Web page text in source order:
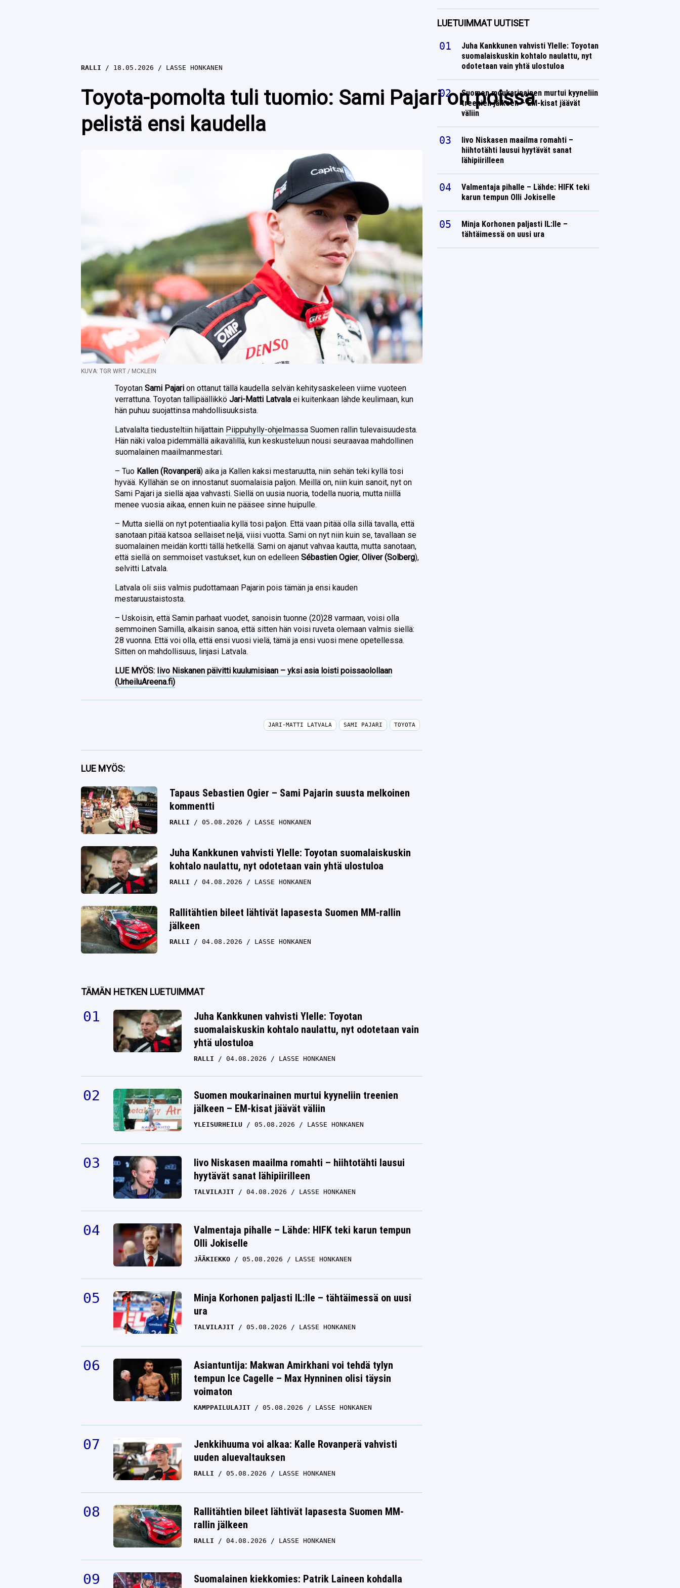
RALLI 18.05.2026 LASSE HONKANEN
Toyota-pomolta tuli tuomio: Sami Pajari on poissa
pelistä ensi kaudella
KUVA: TGR WRT / MCKLEIN
ToyotanSami Pajari on ottanut tällä kaudella selvän kehitysaskeleen viime vuoteen
verrattuna. Toyotan tallipäällikköJari-Matti Latvala ei kuitenkaan lähde keulimaan, kun
hän puhuu suojattinsa mahdollisuuksista.
Latvalalta tiedusteltiin hiljattain Piippuhylly-ohjelmassa Suomen rallin tulevaisuudesta.
Hän näki valoa pidemmällä aikavälillä, kun keskusteluun nousi seuraavaa mahdollinen
suomalainen maailmanmestari.
– Tuo Kallen (Rovanperä) aika ja Kallen kaksi mestaruutta, niin sehän teki kyllä tosi
hyvää. Kyllähän se on innostanut suomalaisia paljon. Meillä on, niin kuin sanoit, nyt on
Sami Pajari ja siellä ajaa vahvasti. Siellä on uusia nuoria, todella nuoria, mutta niillä
menee vuosia aikaa, ennen kuin ne pääsee sinne huipulle.
– Mutta siellä on nyt potentiaalia kyllä tosi paljon. Että vaan pitää olla sillä tavalla, että
sanotaan pitää katsoa sellaiset neljä, viisi vuotta. Sami on nyt niin kuin se, tavallaan se
suomalainen meidän kortti tällä hetkellä. Sami on ajanut vahvaa kautta, mutta sanotaan,
että siellä on semmoiset vastukset, kun on edelleenSébastien Ogier,Oliver (Solberg),
selvitti Latvala.
Latvala oli siis valmis pudottamaan Pajarin pois tämän ja ensi kauden
mestaruustaistosta.
– Uskoisin, että Samin parhaat vuodet, sanoisin tuonne (20)28 varmaan, voisi olla
semmoinen Samilla, alkaisin sanoa, että sitten hän voisi ruveta olemaan valmis siellä:
28 vuonna. Että voi olla, että ensi vuosi vielä, tämä ja ensi vuosi mene opetellessa.
Sitten on mahdollisuus, linjasi Latvala.
LUE MYÖS: Iivo Niskanen päivitti kuulumisiaan – yksi asia loisti poissaolollaan
(UrheiluAreena.fi)
Facebook
Twitter
Whatsapp
JARI-MATTI LATVALA SAMI PAJARI TOYOTA
LUE MYÖS:
Tapaus Sebastien Ogier – Sami Pajarin suusta melkoinen
kommentti
RALLI 05.08.2026 LASSE HONKANEN
Juha Kankkunen vahvisti Ylelle: Toyotan suomalaiskuskin
kohtalo naulattu, nyt odotetaan vain yhtä ulostuloa
RALLI 04.08.2026 LASSE HONKANEN
Rallitähtien bileet lähtivät lapasesta Suomen MM-rallin
jälkeen
RALLI 04.08.2026 LASSE HONKANEN
TÄMÄN HETKEN LUETUIMMAT
Juha Kankkunen vahvisti Ylelle: Toyotan
suomalaiskuskin kohtalo naulattu, nyt odotetaan vain
yhtä ulostuloa
RALLI 04.08.2026 LASSE HONKANEN
Suomen moukarinainen murtui kyyneliin treenien
jälkeen – EM-kisat jäävät väliin
YLEISURHEILU 05.08.2026 LASSE HONKANEN
Iivo Niskasen maailma romahti – hiihtotähti lausui
hyytävät sanat lähipiirilleen
TALVILAJIT 04.08.2026 LASSE HONKANEN
Valmentaja pihalle – Lähde: HIFK teki karun tempun
Olli Jokiselle
JÄÄKIEKKO 05.08.2026 LASSE HONKANEN
Minja Korhonen paljasti IL:lle – tähtäimessä on uusi
ura
TALVILAJIT 05.08.2026 LASSE HONKANEN
Asiantuntija: Makwan Amirkhani voi tehdä tylyn
tempun Ice Cagelle – Max Hynninen olisi täysin
voimaton
KAMPPAILULAJIT 05.08.2026 LASSE HONKANEN
Jenkkihuuma voi alkaa: Kalle Rovanperä vahvisti
uuden aluevaltauksen
RALLI 05.08.2026 LASSE HONKANEN
Rallitähtien bileet lähtivät lapasesta Suomen MM-
rallin jälkeen
RALLI 04.08.2026 LASSE HONKANEN
Suomalainen kiekkomies: Patrik Laineen kohdalla
LUETUIMMAT UUTISET
Juha Kankkunen vahvisti Ylelle: Toyotan
suomalaiskuskin kohtalo naulattu, nyt
odotetaan vain yhtä ulostuloa
Suomen moukarinainen murtui kyyneliin
treenien jälkeen – EM-kisat jäävät
väliin
Iivo Niskasen maailma romahti –
hiihtotähti lausui hyytävät sanat
lähipiirilleen
Valmentaja pihalle – Lähde: HIFK teki
karun tempun Olli Jokiselle
Minja Korhonen paljasti IL:lle –
tähtäimessä on uusi ura